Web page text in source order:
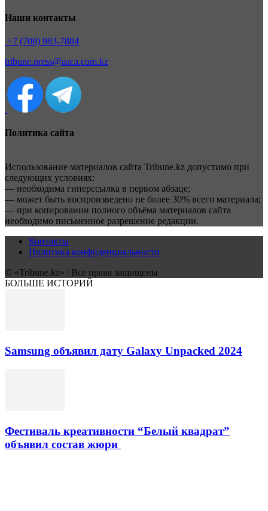
Наши контакты
+7 (708) 983-7884
tribune.press@aaca.com.kz
Политика сайта
Использование материалов сайта Tribune.kz допустимо при
следующих условиях:
— необходима гиперссылка в первом абзаце;
— может быть воспроизведено не более 30% всего материала;
— при копировании полного объёма материалов сайта
необходимо письменное разрешение редакции.
Контакты
Политика конфиденциальности
© «Tribune.kz» | Все права защищены
БОЛЬШЕ ИСТОРИЙ
Samsung объявил дату Galaxy Unpacked 2024
Фестиваль креативности “Белый квадрат”
объявил состав жюри